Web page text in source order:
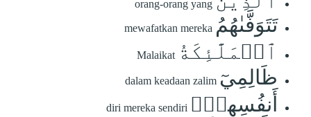
orang-orang yang
تَتَوَفَّىٰهُمُ mewafatkan mereka
ٱلۡمَلَٰٓئِكَةُ Malaikat
ظَالِمِيٓ dalam keadaan zalim
أَنفُسِهِمۡۖ diri mereka sendiri